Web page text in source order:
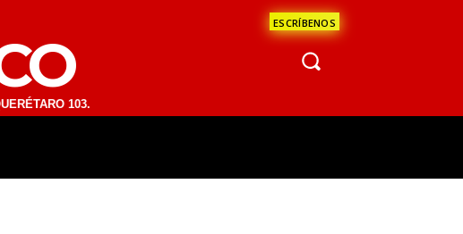
ESCRÍBENOS
103.1 FM | SAN JUAN DEL RÍO 93.1 FM | GUADALAJARA 1510 AM | LA PAZ